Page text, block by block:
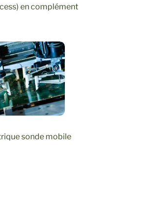
en complément
sonde mobile